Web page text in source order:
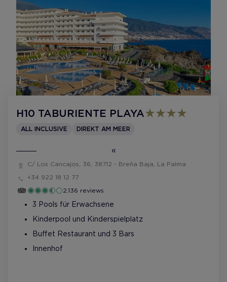
H10 TABURIENTE PLAYA
ALL INCLUSIVE DIREKT AM MEER
C/ Los Cancajos, 36, 38712 - Breña Baja, La Palma
+34 922 18 12 77
2.136 reviews
3 Pools für Erwachsene
Kinderpool und Kinderspielplatz
Buffet Restaurant und 3 Bars
Innenhof